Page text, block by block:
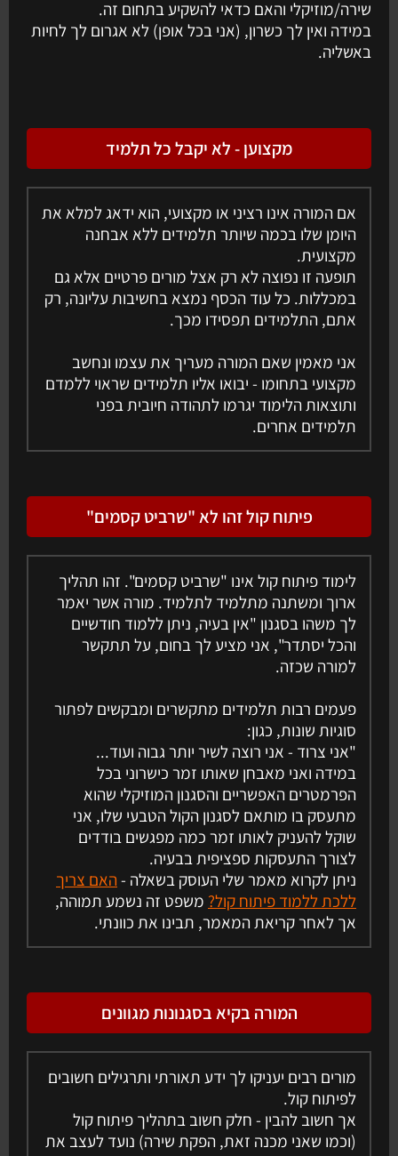
שירה/מוזיקלי והאם כדאי להשקיע בתחום זה.
במידה ואין לך כשרון, (אני בכל אופן) לא אגרום לך לחיות
באשליה.
מקצוען - לא יקבל כל תלמיד
אם המורה אינו רציני או מקצועי, הוא ידאג למלא את
היומן שלו בכמה שיותר תלמידים ללא אבחנה
מקצועית.
תופעה זו נפוצה לא רק אצל מורים פרטיים אלא גם
במכללות. כל עוד הכסף נמצא בחשיבות עליונה, רק
אתם, התלמידים תפסידו מכך.
אני מאמין שאם המורה מעריך את עצמו ונחשב
מקצועי בתחומו - יבואו אליו תלמידים שראוי ללמדם
ותוצאות הלימוד יגרמו לתהודה חיובית בפני
תלמידים אחרים.
פיתוח קול זהו לא "שרביט קסמים"
לימוד פיתוח קול אינו "שרביט קסמים". זהו תהליך
ארוך ומשתנה מתלמיד לתלמיד. מורה אשר יאמר
לך משהו בסגנון "אין בעיה, ניתן ללמוד חודשיים
והכל יסתדר", אני מציע לך בחום, על תתקשר
למורה שכזה.
פעמים רבות תלמידים מתקשרים ומבקשים לפתור
סוגיות שונות, כגון:
"אני צרוד - אני רוצה לשיר יותר גבוה ועוד...
במידה ואני מאבחן שאותו זמר כישרוני בכל
הפרמטרים האפשריים והסגנון המוזיקלי שהוא
מתעסק בו מותאם לסגנון הקול הטבעי שלו, אני
שוקל להעניק לאותו זמר כמה מפגשים בודדים
לצורך התעסקות ספציפית בבעיה.
ניתן לקרוא מאמר שלי העוסק בשאלה - האם צריך
ללכת ללמוד פיתוח קול? משפט זה נשמע תמוהה,
אך לאחר קריאת המאמר, תבינו את כוונתי.
המורה בקיא בסגנונות מגוונים
מורים רבים יעניקו לך ידע תאורתי ותרגילים חשובים
לפיתוח קול.
אך חשוב להבין - חלק חשוב בתהליך פיתוח קול
(וכמו שאני מכנה זאת, הפקת שירה) נועד לעצב את